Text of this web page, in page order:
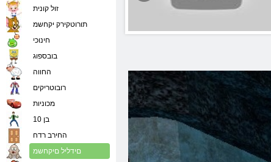
זול קונית
תורוטקירק יקחשמ
חינוכי
בובספוג
החווה
רובוטריקים
מכוניות
בן 10
החירב רדח
םידליל םיקחשמ